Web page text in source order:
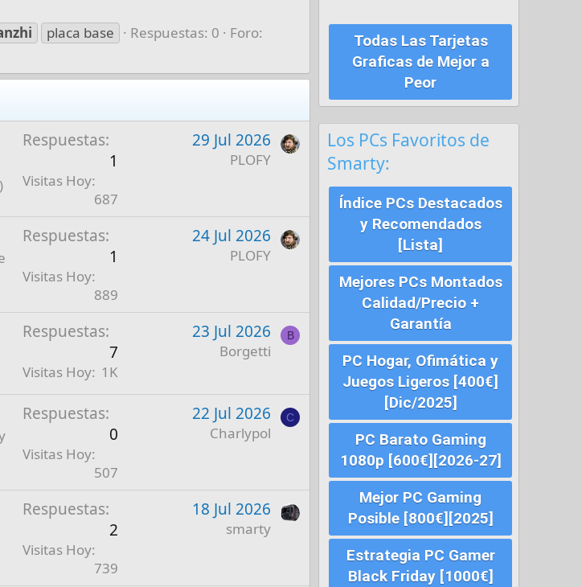
placa base Respuestas: 0
Foro:
Respuestas
1
Visitas Hoy
687
29 Jul 2026
PLOFY
Respuestas
1
Visitas Hoy
889
24 Jul 2026
PLOFY
Respuestas
7
Visitas Hoy 1K
23 Jul 2026
Borgetti
B
Respuestas
0
Visitas Hoy
507
22 Jul 2026
Charlypol
C
Respuestas
2
Visitas Hoy
739
18 Jul 2026
smarty
Todas Las Tarjetas
Graficas de Mejor a
Peor
Los PCs Favoritos de
Smarty:
Índice PCs Destacados
y Recomendados
[Lista]
Mejores PCs Montados
Calidad/Precio +
Garantía
PC Hogar, Ofimática y
Juegos Ligeros [400€]
[Dic/2025]
PC Barato Gaming
1080p [600€][2026-27]
Mejor PC Gaming
Posible [800€][2025]
Estrategia PC Gamer
Black Friday [1000€]